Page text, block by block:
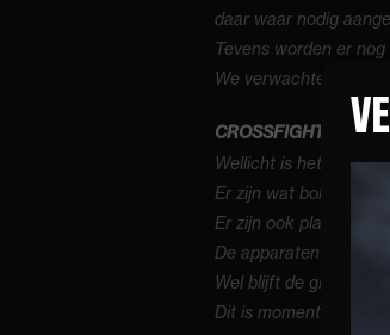
daar waar nodig
Tevens worden er
We verwachten dat
CROSSFIGHTRUIMTE
Wellicht is het
Er zijn wat
Er zijn ook plannen
De apparaten die er
Wel blijft de glazen
Dit is momenteel in